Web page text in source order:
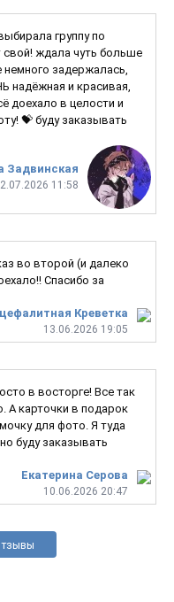
Задвинская
11:58
группу по
свой! ждала чуть больше
немного задержалась,
надёжная и красивая,
доехало в целости и
💝 буду заказывать
Креветка
13.06.2026 19:05
во второй (и далеко
Спасибо за
Екатерина Серова
10.06.2026 20:47
в восторге! Все так
А карточки в подарок
для фото. Я туда
буду заказывать